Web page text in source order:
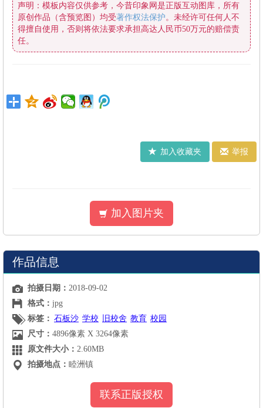
原创作品（含预览图）均受著作权法保护
任。
加入收藏夹 举报
加入图片夹
作品信息
拍摄日期： 2018-09-02
格式： jpg
标签： 石板沙 学校 旧校舍 教育 校园
尺寸： 4896像素 X 3264像素
原文件大小： 2.60MB
拍摄地点： 睦洲镇
联系正版授权